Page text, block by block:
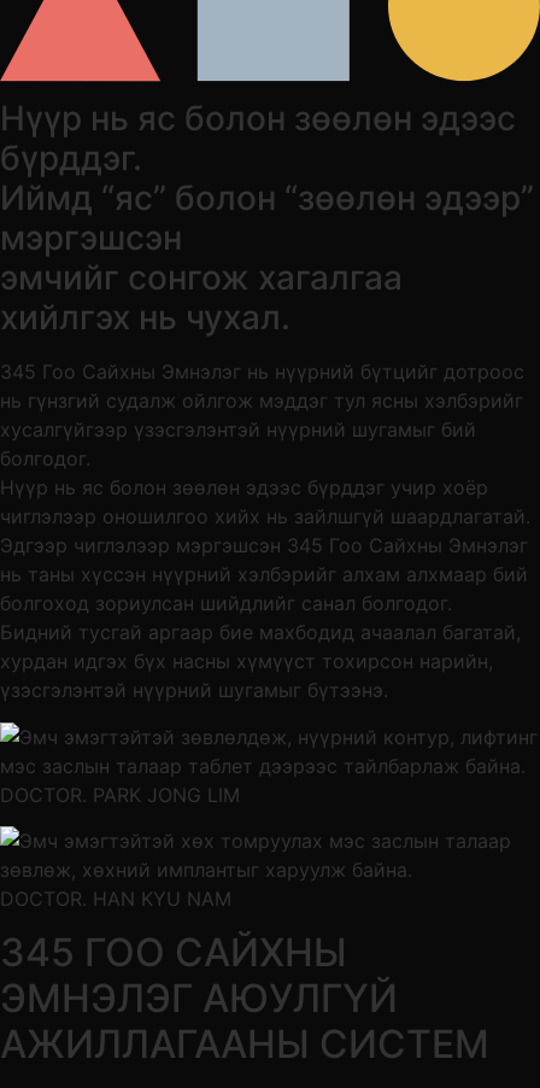
Нүүр нь яс болон зөөлөн эдээс
бүрддэг.
Иймд “яс” болон “зөөлөн эдээр”
мэргэшсэн
эмчийг сонгож хагалгаа
хийлгэх нь чухал.
345 Гоо Сайхны Эмнэлэг нь нүүрний бүтцийг дотроос
нь гүнзгий судалж ойлгож мэддэг тул ясны хэлбэрийг
хусалгүйгээр үзэсгэлэнтэй нүүрний шугамыг бий
болгодог.
Нүүр нь яс болон зөөлөн эдээс бүрддэг учир хоёр
чиглэлээр оношилгоо хийх нь зайлшгүй шаардлагатай.
Эдгээр чиглэлээр мэргэшсэн 345 Гоо Сайхны Эмнэлэг
нь таны хүссэн нүүрний хэлбэрийг алхам алхмаар бий
болгоход зориулсан шийдлийг санал болгодог.
Бидний тусгай аргаар бие махбодид ачаалал багатай,
хурдан идгэх бүх насны хүмүүст тохирсон нарийн,
үзэсгэлэнтэй нүүрний шугамыг бүтээнэ.
DOCTOR. PARK JONG LIM
DOCTOR. HAN KYU NAM
345 ГОО САЙХНЫ
ЭМНЭЛЭГ АЮУЛГҮЙ
АЖИЛЛАГААНЫ СИСТЕМ